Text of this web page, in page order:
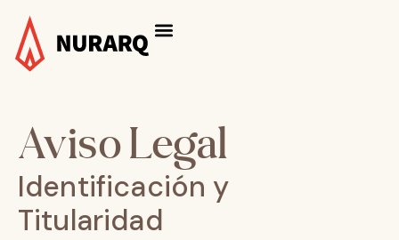
Aviso Legal
Identificación y
Titularidad